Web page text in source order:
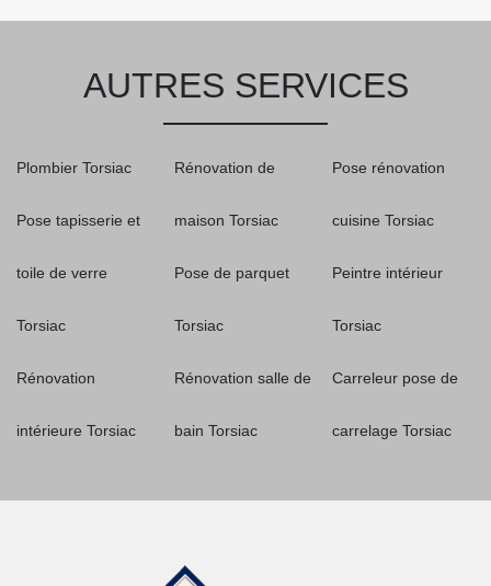
AUTRES SERVICES
Plombier Torsiac
Pose tapisserie et
toile de verre
Torsiac
Rénovation
intérieure Torsiac
Rénovation de
maison Torsiac
Pose de parquet
Torsiac
Rénovation salle de
bain Torsiac
Pose rénovation
cuisine Torsiac
Peintre intérieur
Torsiac
Carreleur pose de
carrelage Torsiac